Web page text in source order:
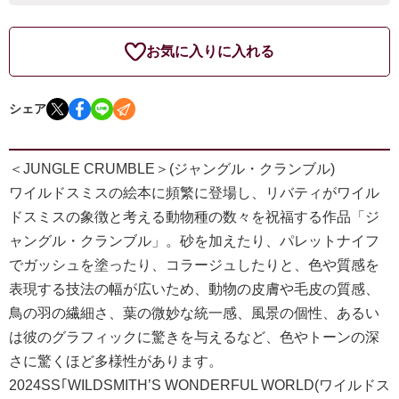
お気に入りに入れる
シェア
＜JUNGLE CRUMBLE＞(ジャングル・クランブル)
ワイルドスミスの絵本に頻繁に登場し、リバティがワイル
ドスミスの象徴と考える動物種の数々を祝福する作品「ジ
ャングル・クランブル」。砂を加えたり、パレットナイフ
でガッシュを塗ったり、コラージュしたりと、色や質感を
表現する技法の幅が広いため、動物の皮膚や毛皮の質感、
鳥の羽の繊細さ、葉の微妙な統一感、風景の個性、あるい
は彼のグラフィックに驚きを与えるなど、色やトーンの深
さに驚くほど多様性があります。
2024SS｢WILDSMITH’S WONDERFUL WORLD(ワイルドス